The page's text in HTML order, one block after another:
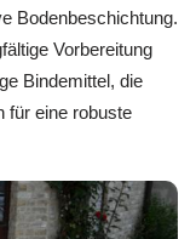
Bodenbeschichtung.
Vorbereitung
Bindemittel, die
für eine robuste